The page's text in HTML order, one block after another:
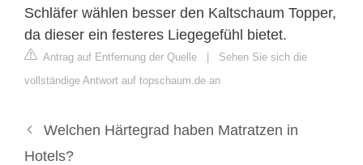
Schläfer wählen besser den Kaltschaum Topper,
da dieser ein festeres Liegegefühl bietet.
Antrag auf Entfernung der Quelle | Sehen Sie sich die
vollständige Antwort auf topschaum.de an
Welchen Härtegrad haben Matratzen in
Hotels?